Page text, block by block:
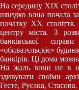
На середину ХІХ
швидко вона почала
початку ХХ
центру міста. З
банківської
«обиватєльскіє»
банкірів. Ці дома
На жаль вони не в
здивувати своїми
Гесте, Русака, Стасова.